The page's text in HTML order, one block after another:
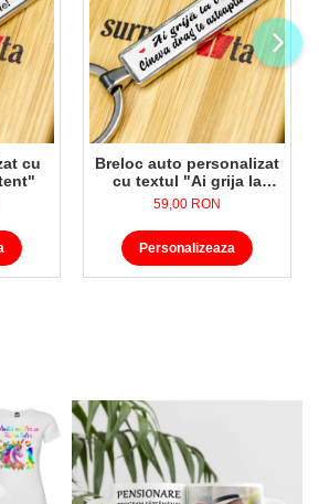
cu
Breloc auto personalizat
cu textul "Ai grija la
volan"
59,00 RON
Personalizeaza